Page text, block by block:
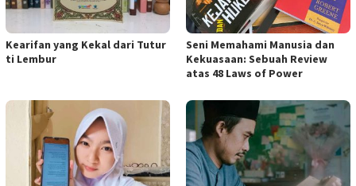
Kearifan yang Kekal dari Tutur
ti Lembur
Seni Memahami Manusia dan
Kekuasaan: Sebuah Review
atas 48 Laws of Power